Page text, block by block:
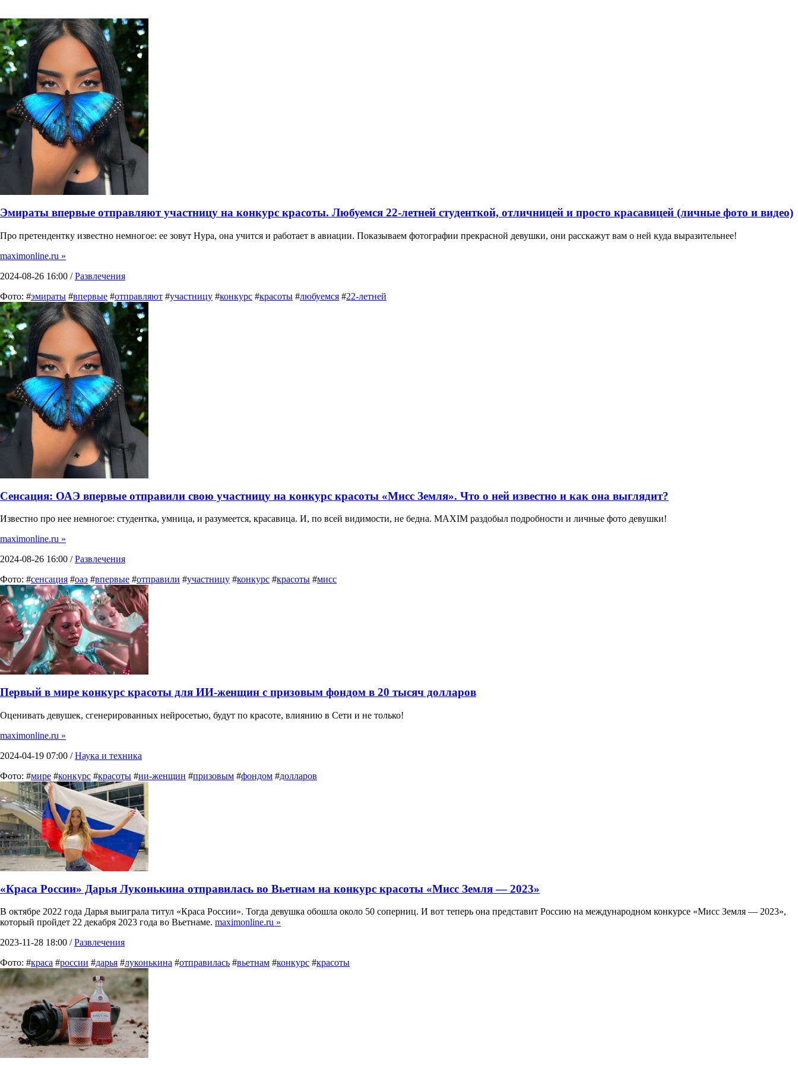
Эмираты впервые отправляют участницу на конкурс красоты. Любуемся 22-летней студенткой, отличницей и просто красавицей (личные фото и видео)
Про претендентку известно немногое: ее зовут Нура, она учится и работает в авиации. Показываем фотографии прекрасной девушки, они расскажут вам о ней куда выразительнее!
maximonline.ru »
2024-08-26 16:00 /Развлечения
Фото: #эмираты #впервые #отправляют #участницу #конкурс #красоты #любуемся #22-летней
Сенсация: ОАЭ впервые отправили свою участницу на конкурс красоты «Мисс Земля». Что о ней известно и как она выглядит?
Известно про нее немногое: студентка, умница, и разумеется, красавица. И, по всей видимости, не бедна. MAXIM раздобыл подробности и личные фото девушки!
maximonline.ru »
2024-08-26 16:00 /Развлечения
Фото: #сенсация #оаэ #впервые #отправили #участницу #конкурс #красоты #мисс
Первый в мире конкурс красоты для ИИ-женщин с призовым фондом в 20 тысяч долларов
Оценивать девушек, сгенерированных нейросетью, будут по красоте, влиянию в Сети и не только!
maximonline.ru »
2024-04-19 07:00 /Наука и техника
Фото: #мире #конкурс #красоты #ии-женщин #призовым #фондом #долларов
«Краса России» Дарья Луконькина отправилась во Вьетнам на конкурс красоты «Мисс Земля — 2023»
В октябре 2022 года Дарья выиграла титул «Краса России». Тогда девушка обошла около 50 соперниц. И вот теперь она представит Россию на международном конкурсе «Мисс Земля — 2023»,
который пройдет 22 декабря 2023 года во Вьетнаме. maximonline.ru »
2023-11-28 18:00 /Развлечения
Фото: #краса #россии #дарья #луконькина #отправилась #вьетнам #конкурс #красоты